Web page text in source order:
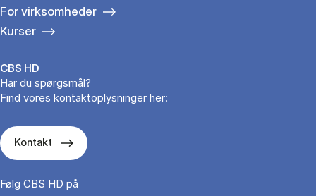
For virksomheder
Kurser
CBS HD
Har du spørgsmål?
Find vores kontaktoplysninger her:
Kontakt
Følg CBS HD på